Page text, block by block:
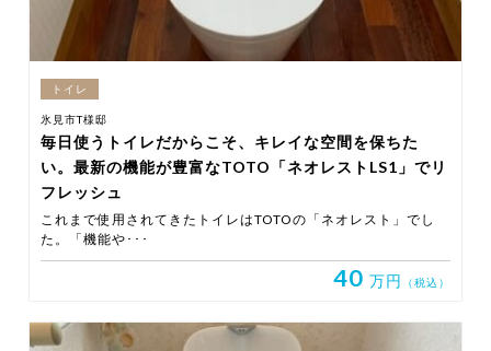
トイレ
氷見市T様邸
毎日使うトイレだからこそ、キレイな空間を保ちた
い。最新の機能が豊富なTOTO「ネオレストLS1」でリ
フレッシュ
これまで使用されてきたトイレはTOTOの「ネオレスト」でし
た。「機能や･･･
40 万円 （税込）